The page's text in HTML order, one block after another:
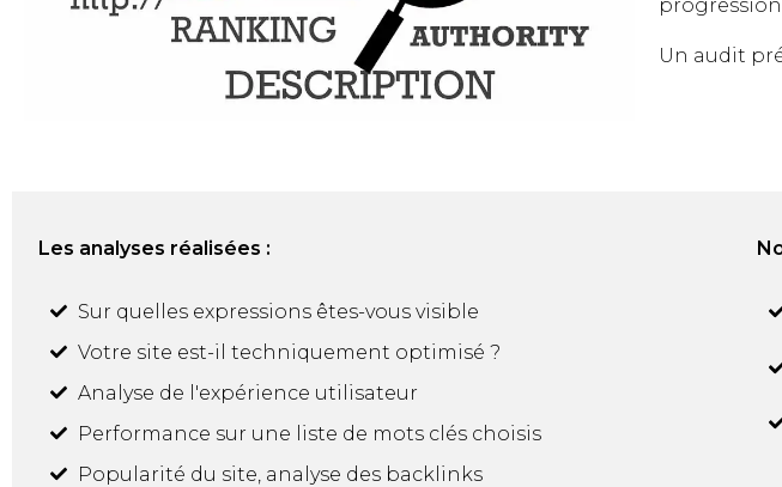
Un audit
Les analyses réalisées :
Sur quelles expressions êtes-vous visible
Votre site est-il techniquement optimisé ?
Analyse de l'expérience utilisateur
Performance sur une liste de mots clés choisis
Popularité du site, analyse des backlinks